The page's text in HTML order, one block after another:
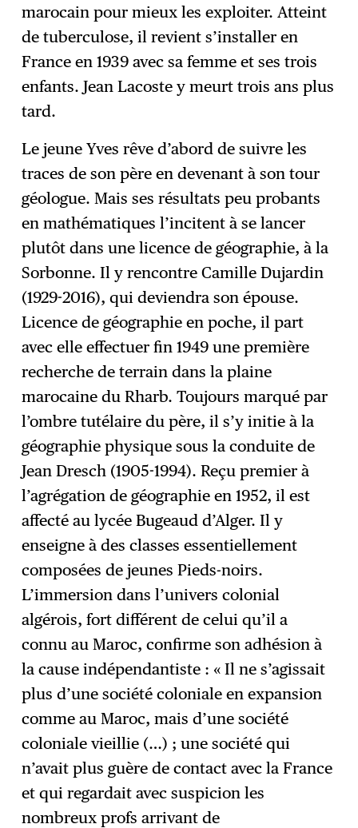
marocain pour mieux les exploiter. Atteint
de tuberculose, il revient s’installer en
France en 1939 avec sa femme et ses trois
enfants. Jean Lacoste y meurt trois ans plus
tard.
Le jeune Yves rêve d’abord de suivre les
traces de son père en devenant à son tour
géologue. Mais ses résultats peu probants
en mathématiques l’incitent à se lancer
plutôt dans une licence de géographie, à la
Sorbonne. Il y rencontre Camille Dujardin
(1929-2016), qui deviendra son épouse.
Licence de géographie en poche, il part
avec elle effectuer fin 1949 une première
recherche de terrain dans la plaine
marocaine du Rharb. Toujours marqué par
l’ombre tutélaire du père, il s’y initie à la
géographie physique sous la conduite de
Jean Dresch (1905-1994). Reçu premier à
l’agrégation de géographie en 1952, il est
affecté au lycée Bugeaud d’Alger. Il y
enseigne à des classes essentiellement
composées de jeunes Pieds-noirs.
L’immersion dans l’univers colonial
algérois, fort différent de celui qu’il a
connu au Maroc, confirme son adhésion à
la cause indépendantiste : « Il ne s’agissait
plus d’une société coloniale en expansion
comme au Maroc, mais d’une société
coloniale vieillie (…) ; une société qui
n’avait plus guère de contact avec la France
et qui regardait avec suspicion les
nombreux profs arrivant de